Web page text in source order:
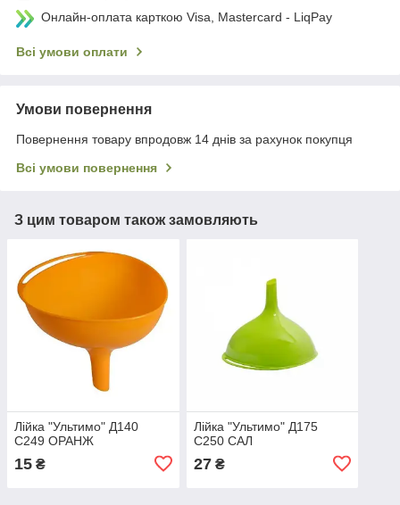
Онлайн-оплата карткою Visa, Mastercard - LiqPay
Всі умови оплати
Умови повернення
Повернення товару впродовж 14 днів за рахунок покупця
Всі умови повернення
З цим товаром також замовляють
Лійка "Ультимо" Д140
С249 ОРАНЖ
15 ₴
Лійка "Ультимо" Д175
С250 САЛ
27₴